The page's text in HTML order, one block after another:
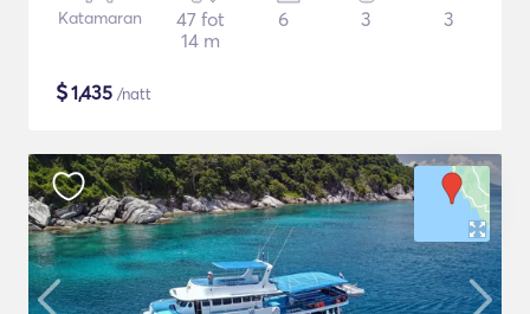
Katamaran
47 fot
14 m
6 3 3
$1,435 /natt